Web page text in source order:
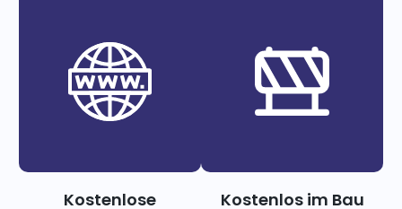
Kostenlose
Kostenlos im Bau